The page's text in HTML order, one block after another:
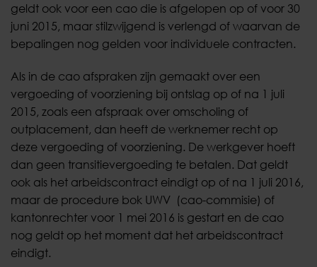
geldt ook voor een cao die is afgelopen op of voor 30
juni 2015, maar stilzwijgend is verlengd of waarvan de
bepalingen nog gelden voor individuele contracten.
Als in de cao afspraken zijn gemaakt over een
vergoeding of voorziening bij ontslag op of na 1 juli
2015, zoals een afspraak over omscholing of
outplacement, dan heeft de werknemer recht op
deze vergoeding of voorziening. De werkgever hoeft
dan geen transitievergoeding te betalen. Dat geldt
ook als het arbeidscontract eindigt op of na 1 juli 2016,
maar de procedure bok UWV (cao-commisie) of
kantonrechter voor 1 mei 2016 is gestart en de cao
nog geldt op het moment dat het arbeidscontract
eindigt.